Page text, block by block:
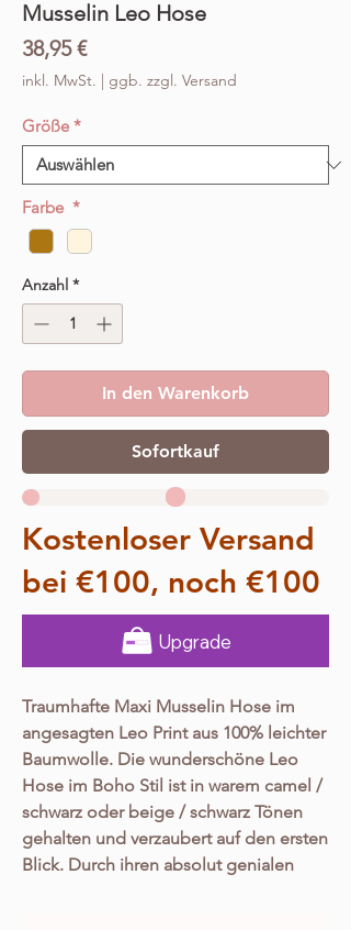
Musselin Leo Hose
38,95 €Preis
inkl. MwSt. | ggb. zzgl. Versand
Größe *
Farbe *
Anzahl *
In den Warenkorb
Sofortkauf
Kostenloser Versand
bei €100, noch €100
Upgrade
Traumhafte Maxi Musselin Hose im
angesagten Leo Print aus 100% leichter
Baumwolle. Die wunderschöne Leo
Hose im Boho Stil ist in warem camel /
schwarz oder beige / schwarz Tönen
gehalten und verzaubert auf den ersten
Blick. Durch ihren absolut genialen